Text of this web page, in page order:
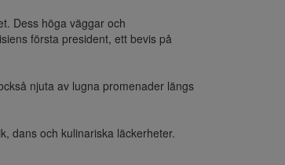
Dess höga väggar och
första president, ett bevis på
njuta av lugna promenader längs
dans och kulinariska läckerheter.